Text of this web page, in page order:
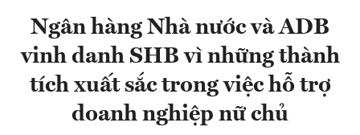
Ngân hàng Nhà nước và ADB
vinh danh SHB vì những thành
tích xuất sắc trong việc hỗ trợ
doanh nghiệp nữ chủ